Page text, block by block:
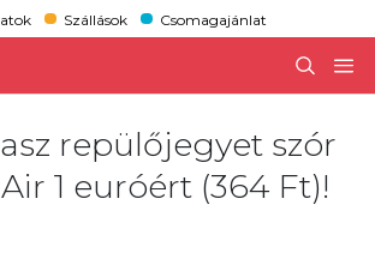
Szállások Csomagajánlat
repülőjegyet szór
1 euróért (364 Ft)!